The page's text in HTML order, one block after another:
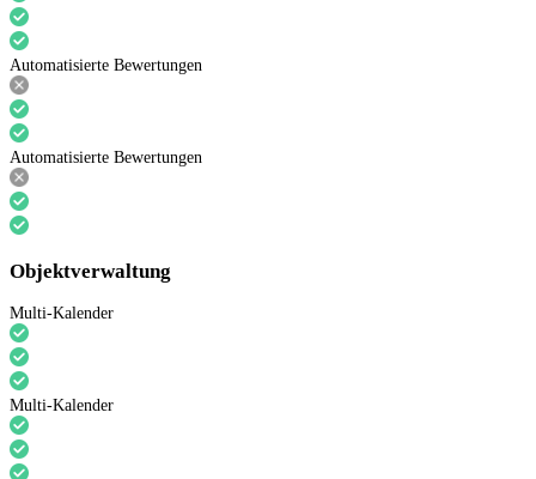
Automatisierte Bewertungen
Automatisierte Bewertungen
Objektverwaltung
Multi-Kalender
Multi-Kalender